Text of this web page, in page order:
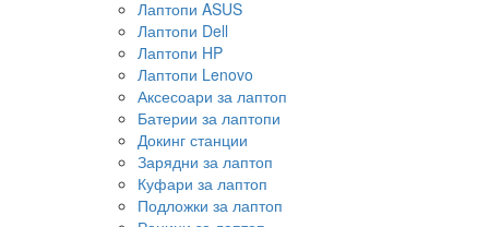
Лаптопи ASUS
Лаптопи Dell
Лаптопи HP
Лаптопи Lenovo
Аксесоари за лаптоп
Батерии за лаптопи
Докинг станции
Зарядни за лаптоп
Куфари за лаптоп
Подложки за лаптоп